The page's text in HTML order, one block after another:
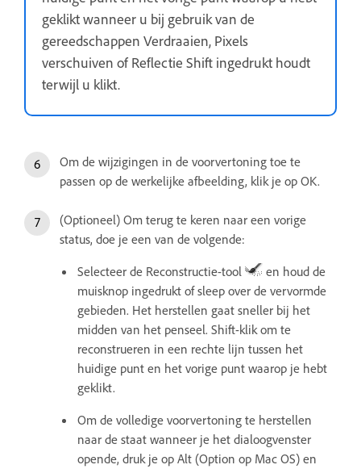
geklikt wanneer u bij gebruik van de
gereedschappen Verdraaien, Pixels
verschuiven of Reflectie Shift ingedrukt houdt
terwijl u klikt.
Om de wijzigingen in de voorvertoning toe te
passen op de werkelijke afbeelding, klik je op OK.
(Optioneel) Om terug te keren naar een vorige
status, doe je een van de volgende:
Selecteer de Reconstructie-tool
en houd de
muisknop ingedrukt of sleep over de vervormde
gebieden. Het herstellen gaat sneller bij het
midden van het penseel. Shift-klik om te
reconstrueren in een rechte lijn tussen het
huidige punt en het vorige punt waarop je hebt
geklikt.
Om de volledige voorvertoning te herstellen
naar de staat wanneer je het dialoogvenster
opende, druk je op Alt (Option op Mac OS) en